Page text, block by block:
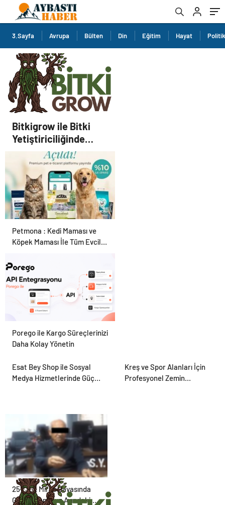
3.Sayfa Avrupa Bülten Din Eğitim Hayat
Bitkigrow ile Bitki
Yetiştiriciliğinde
Doğru Ekipman ve
Ürün Seçimi
Petmona : Kedi Maması ve
Köpek Maması İle Tüm Evcil
Porego ile Kargo Süreçlerinizi
Daha Kolay Yönetin
Esat Bey Shop ile Sosyal
Medya Hizmetlerinde Güçlü
Kreş ve Spor Alanları İçin
Profesyonel Zemin
25 Yıllık Miras Davasında
Gözler Temmuz Ayındaki